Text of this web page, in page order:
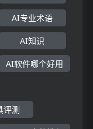
AI专业术语
AI知识
AI软件哪个好用
评测